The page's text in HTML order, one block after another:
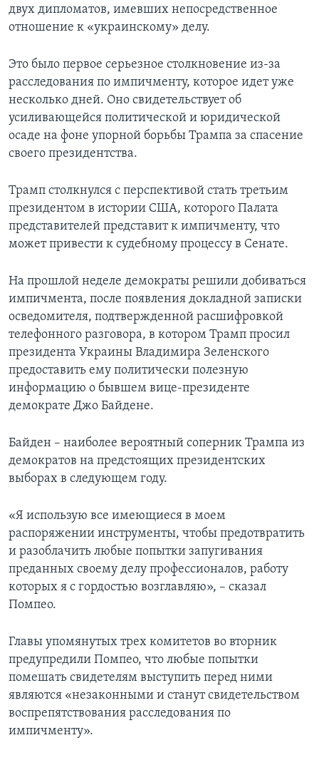
двух дипломатов, имевших непосредственное
отношение к «украинскому» делу.
Это было первое серьезное столкновение из-за
расследования по импичменту, которое идет уже
несколько дней. Оно свидетельствует об
усиливающейся политической и юридической
осаде на фоне упорной борьбы Трампа за спасение
своего президентства.
Трамп столкнулся с перспективой стать третьим
президентом в истории США, которого Палата
представителей представит к импичменту, что
может привести к судебному процессу в Сенате.
На прошлой неделе демократы решили добиваться
импичмента, после появления докладной записки
осведомителя, подтвержденной расшифровкой
телефонного разговора, в котором Трамп просил
президента Украины Владимира Зеленского
предоставить ему политически полезную
информацию о бывшем вице-президенте
демократе Джо Байдене.
Байден – наиболее вероятный соперник Трампа из
демократов на предстоящих президентских
выборах в следующем году.
«Я использую все имеющиеся в моем
распоряжении инструменты, чтобы предотвратить
и разоблачить любые попытки запугивания
преданных своему делу профессионалов, работу
которых я с гордостью возглавляю», – сказал
Помпео.
Главы упомянутых трех комитетов во вторник
предупредили Помпео, что любые попытки
помешать свидетелям выступить перед ними
являются «незаконными и станут свидетельством
воспрепятствования расследования по
импичменту».